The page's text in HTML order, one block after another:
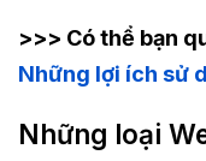
>>> Có thể bạn
Những lợi ích sử
Những loại